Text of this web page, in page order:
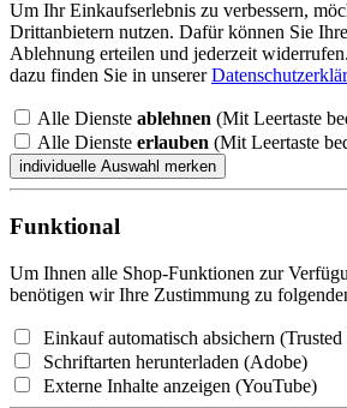
Um Ihr Einkaufserlebnis zu verbessern,
Drittanbietern nutzen. Dafür können Sie
Ablehnung erteilen und jederzeit
dazu finden Sie in unserer
Alle Dienste ablehnen (Mit Leertaste
Alle Dienste erlauben (Mit Leertaste
Funktional
Um Ihnen alle Shop-Funktionen zur
benötigen wir Ihre Zustimmung zu
Einkauf automatisch absichern (Trusted
Schriftarten herunterladen (Adobe)
Externe Inhalte anzeigen (YouTube)